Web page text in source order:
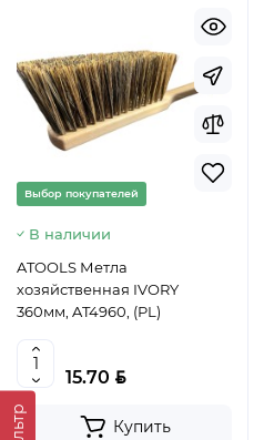
Выбор покупателей
В наличии
ATOOLS Метла
хозяйственная IVORY
360мм, AT4960, (PL)
15.70 BYN
Купить